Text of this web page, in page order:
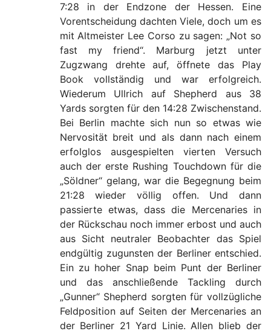
7:28 in der Endzone der Hessen. Eine
Vorentscheidung dachten Viele, doch um es
mit Altmeister Lee Corso zu sagen: „Not so
fast my friend“. Marburg jetzt unter
Zugzwang drehte auf, öffnete das Play
Book vollständig und war erfolgreich.
Wiederum Ullrich auf Shepherd aus 38
Yards sorgten für den 14:28 Zwischenstand.
Bei Berlin machte sich nun so etwas wie
Nervosität breit und als dann nach einem
erfolglos ausgespielten vierten Versuch
auch der erste Rushing Touchdown für die
„Söldner“ gelang, war die Begegnung beim
21:28 wieder völlig offen. Und dann
passierte etwas, dass die Mercenaries in
der Rückschau noch immer erbost und auch
aus Sicht neutraler Beobachter das Spiel
endgültig zugunsten der Berliner entschied.
Ein zu hoher Snap beim Punt der Berliner
und das anschließende Tackling durch
„Gunner“ Shepherd sorgten für vollzügliche
Feldposition auf Seiten der Mercenaries an
der Berliner 21 Yard Linie. Allen blieb der